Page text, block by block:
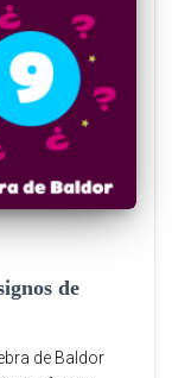
de
de Baldor